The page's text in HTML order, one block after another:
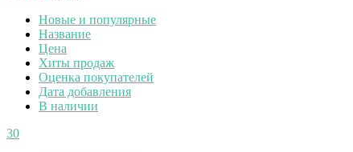
Новые и популярные
Название
Цена
Хиты продаж
Оценка покупателей
Дата добавления
В наличии
30